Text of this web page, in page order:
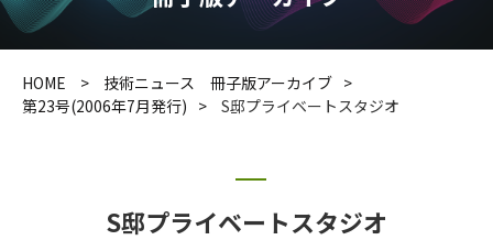
HOME
技術ニュース 冊子版アーカイブ
第23号(2006年7月発行)
S邸プライベートスタジオ
S邸プライベートスタジオ